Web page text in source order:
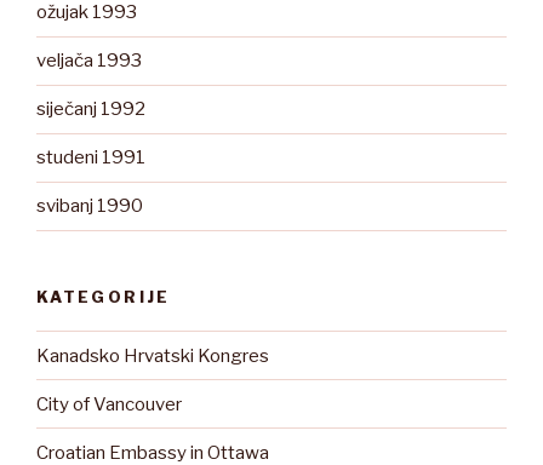
ožujak 1993
veljača 1993
siječanj 1992
studeni 1991
svibanj 1990
KATEGORIJE
Kanadsko Hrvatski Kongres
City of Vancouver
Croatian Embassy in Ottawa